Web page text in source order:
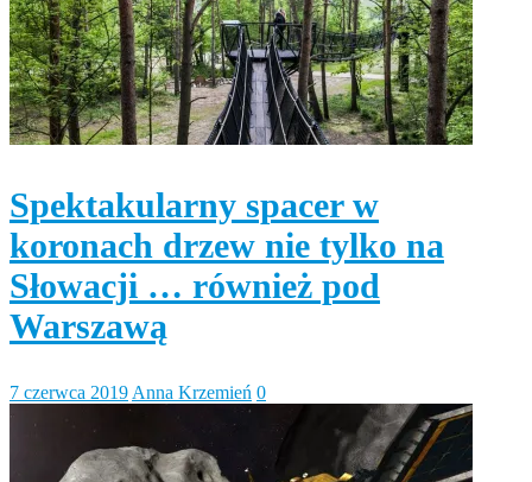
Spektakularny spacer w
koronach drzew nie tylko na
Słowacji … również pod
Warszawą
7 czerwca 2019 Anna Krzemień 0